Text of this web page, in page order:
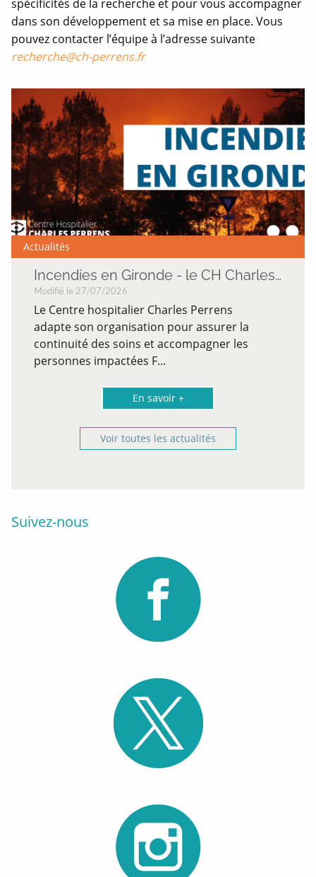
spécificités de la recherche et pour vous accompagner
dans son développement et sa mise en place. Vous
pouvez contacter l’équipe à l’adresse suivante
recherche@ch-perrens.fr
Actualités
Incendies en Gironde - le CH Charles Perrens mobilisé
Modifié le 27/07/2026
Le Centre hospitalier Charles Perrens
adapte son organisation pour assurer la
continuité des soins et accompagner les
personnes impactées F...
En savoir +
Voir toutes les actualités
Suivez-nous